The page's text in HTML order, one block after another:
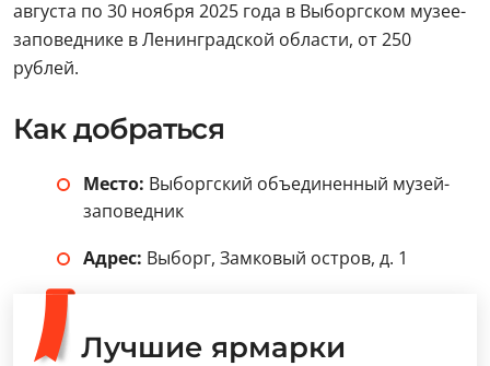
августа по 30 ноября 2025 года в Выборгском музее-
заповеднике в Ленинградской области, от 250
рублей.
Как добраться
Место: Выборгский объединенный музей-
заповедник
Адрес: Выборг, Замковый остров, д. 1
Лучшие ярмарки